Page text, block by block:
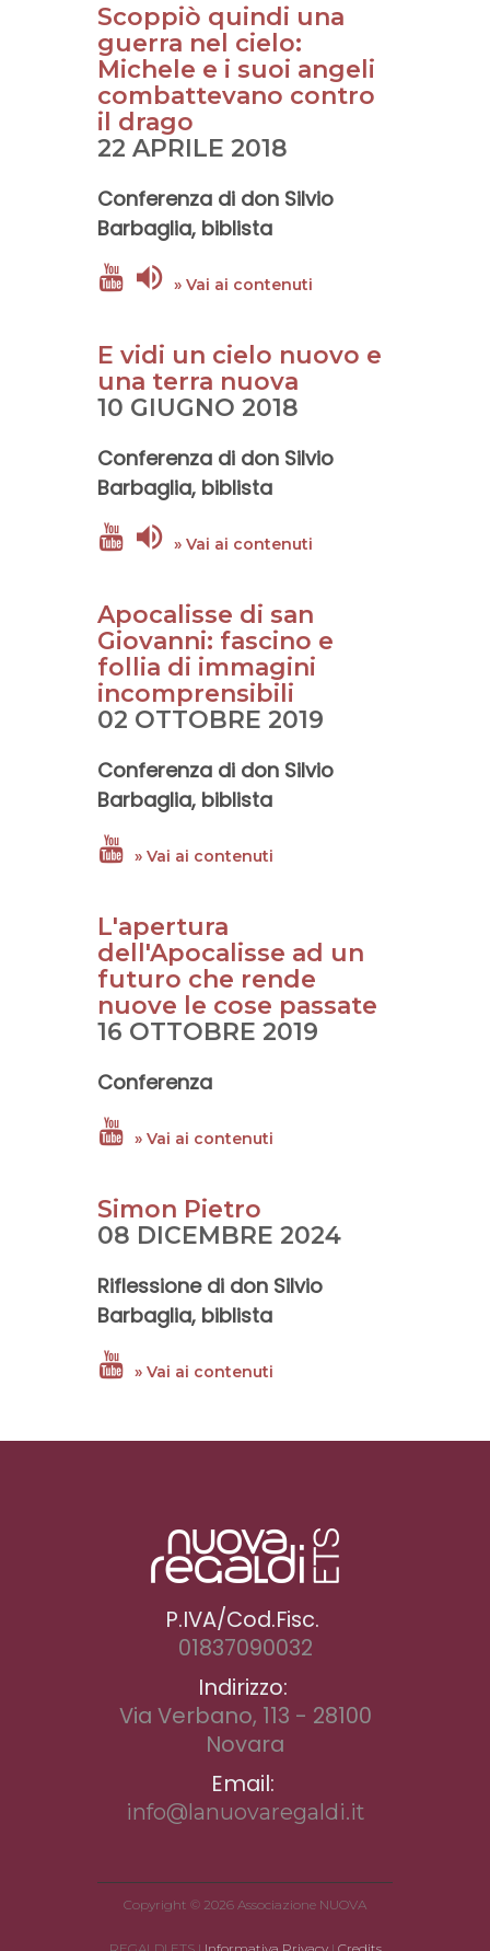
Scoppiò quindi una
guerra nel cielo:
Michele e i suoi angeli
combattevano contro
il drago
22 APRILE 2018
Conferenza di don Silvio
Barbaglia, biblista
» Vai ai contenuti
E vidi un cielo nuovo e
una terra nuova
10 GIUGNO 2018
Conferenza di don Silvio
Barbaglia, biblista
» Vai ai contenuti
Apocalisse di san
Giovanni: fascino e
follia di immagini
incomprensibili
02 OTTOBRE 2019
Conferenza di don Silvio
Barbaglia, biblista
» Vai ai contenuti
L'apertura
dell'Apocalisse ad un
futuro che rende
nuove le cose passate
16 OTTOBRE 2019
Conferenza
» Vai ai contenuti
Simon Pietro
08 DICEMBRE 2024
Riflessione di don Silvio
Barbaglia, biblista
» Vai ai contenuti
P.IVA/Cod.Fisc.
01837090032
Indirizzo:
Via Verbano, 113 - 28100
Novara
Email:
info@lanuovaregaldi.it
Copyright © 2026 Associazione NUOVA